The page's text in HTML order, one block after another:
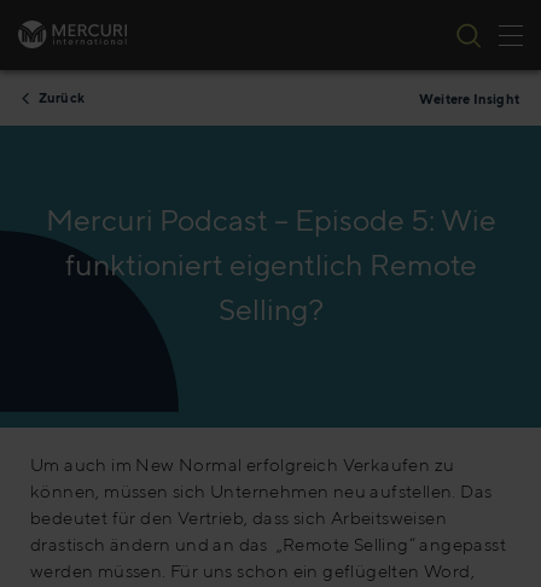
Zum Inhalt springen
Zurück Weitere Insight
Mercuri Podcast – Episode 5: Wie
funktioniert eigentlich Remote
Selling?
Um auch im New Normal erfolgreich Verkaufen zu
können, müssen sich Unternehmen neu aufstellen. Das
bedeutet für den Vertrieb, dass sich Arbeitsweisen
drastisch ändern und an das „Remote Selling“ angepasst
werden müssen. Für uns schon ein geflügelten Word,